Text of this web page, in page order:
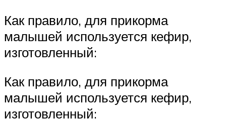
Как правило, для прикорма
малышей используется кефир,
изготовленный:
Как правило, для прикорма
малышей используется кефир,
изготовленный: